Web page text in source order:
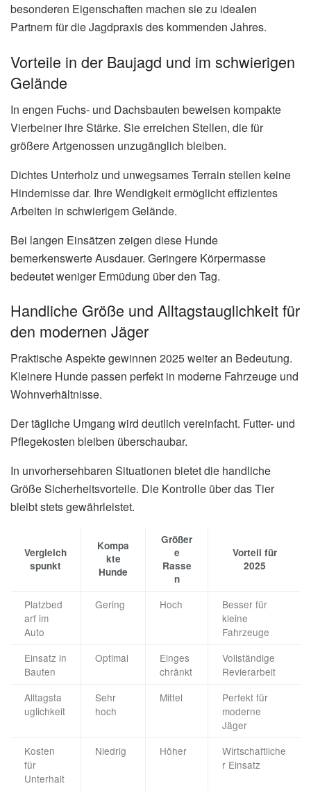
besonderen Eigenschaften machen sie zu idealen
Partnern für die Jagdpraxis des kommenden Jahres.
Vorteile in der Baujagd und im schwierigen
Gelände
In engen Fuchs- und Dachsbauten beweisen kompakte
Vierbeiner ihre Stärke. Sie erreichen Stellen, die für
größere Artgenossen unzugänglich bleiben.
Dichtes Unterholz und unwegsames Terrain stellen keine
Hindernisse dar. Ihre Wendigkeit ermöglicht effizientes
Arbeiten in schwierigem Gelände.
Bei langen Einsätzen zeigen diese Hunde
bemerkenswerte Ausdauer. Geringere Körpermasse
bedeutet weniger Ermüdung über den Tag.
Handliche Größe und Alltagstauglichkeit für
den modernen Jäger
Praktische Aspekte gewinnen 2025 weiter an Bedeutung.
Kleinere Hunde passen perfekt in moderne Fahrzeuge und
Wohnverhältnisse.
Der tägliche Umgang wird deutlich vereinfacht. Futter- und
Pflegekosten bleiben überschaubar.
In unvorhersehbaren Situationen bietet die handliche
Größe Sicherheitsvorteile. Die Kontrolle über das Tier
bleibt stets gewährleistet.
Vergleich
spunkt
Kompa
kte
Hunde
Größer
e
Rasse
n
Vorteil für
2025
Platzbed
arf im
Auto
Gering Hoch
Besser für
kleine
Fahrzeuge
Einsatz in
Bauten
Optimal
Einges
chränkt
Vollständige
Revierarbeit
Alltagsta
uglichkeit
Sehr
hoch
Mittel
Perfekt für
moderne
Jäger
Kosten
für
Unterhalt
Niedrig Höher
Wirtschaftliche
r Einsatz